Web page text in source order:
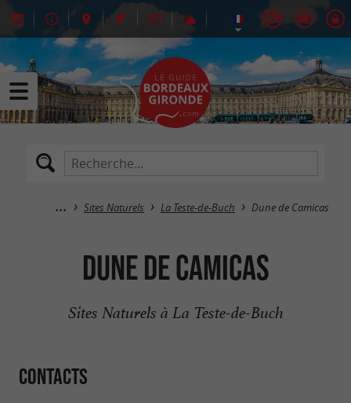
Sites Naturels La Teste-de-Buch Dune de Camicas
Dune de Camicas
Sites Naturels à La Teste-de-Buch
Contacts